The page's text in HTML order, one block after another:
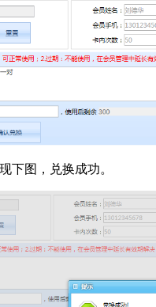
下图，兑换成功。